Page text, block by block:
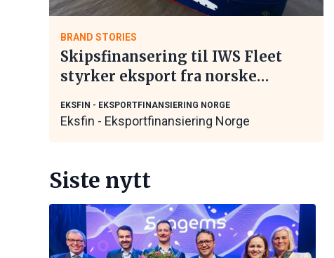
BRAND STORIES
Skipsfinansering til IWS Fleet
styrker eksport fra norske
EKSFIN - EKSPORTFINANSIERING NORGE
Eksfin - Eksportfinansiering Norge
Siste nytt